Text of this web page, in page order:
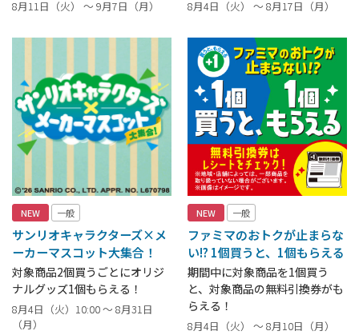
8月11日（火） ～ 9月7日（月） 8月4日（火） ～ 8月17日（月）
NEW 一般
サンリオキャラクターズ×メ
ーカーマスコット大集合！
対象商品2個買うごとにオリジ
ナルグッズ1個もらえる！
8月4日（火）10:00 ～ 8月31日
（月）
NEW 一般
ファミマのおトクが止まらな
い!? 1個買うと、1個もらえる
期間中に対象商品を1個買う
と、対象商品の無料引換券がも
らえる！
8月4日（火） ～ 8月10日（月）